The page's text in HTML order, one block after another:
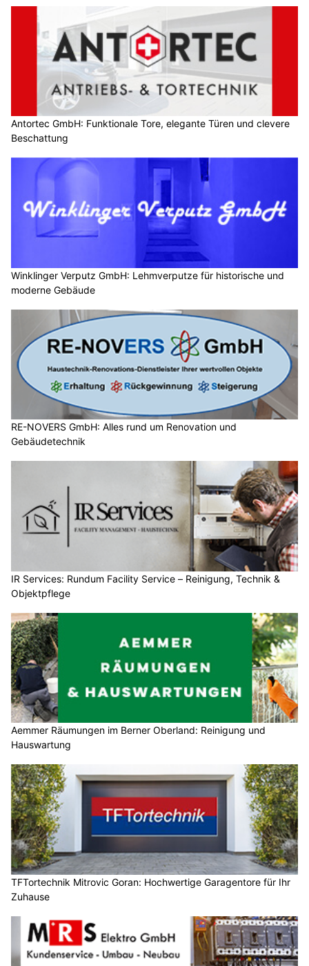
Antortec GmbH: Funktionale Tore, elegante Türen und clevere
Beschattung
Winklinger Verputz GmbH: Lehmverputze für historische und
moderne Gebäude
RE-NOVERS GmbH: Alles rund um Renovation und
Gebäudetechnik
IR Services: Rundum Facility Service – Reinigung, Technik &
Objektpflege
Aemmer Räumungen im Berner Oberland: Reinigung und
Hauswartung
TFTortechnik Mitrovic Goran: Hochwertige Garagentore für Ihr
Zuhause